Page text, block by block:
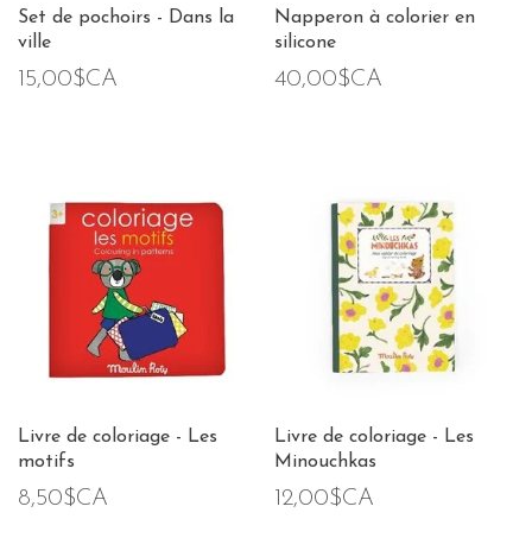
Set de pochoirs - Dans la
ville
15,00$CA
Napperon à colorier en
silicone
40,00$CA
Livre de coloriage - Les
motifs
8,50$CA
Livre de coloriage - Les
Minouchkas
12,00$CA